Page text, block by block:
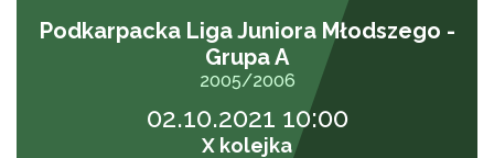
Podkarpacka Liga Juniora Młodszego -
Grupa A
2005/2006
02.10.2021 10:00
X kolejka